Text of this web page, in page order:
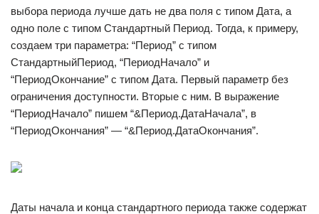
выбора периода лучше дать не два поля с типом Дата, а
одно поле с типом Стандартный Период. Тогда, к примеру,
создаем три параметра: “Период” с типом
СтандартныйПериод, “ПериодНачало” и
“ПериодОкончание” с типом Дата. Первый параметр без
ограничения доступности. Вторые с ним. В выражение
“ПериодНачало” пишем “&Период.ДатаНачала”, в
“ПериодОкончания” — “&Период.ДатаОкончания”.
Даты начала и конца стандартного периода также содержат